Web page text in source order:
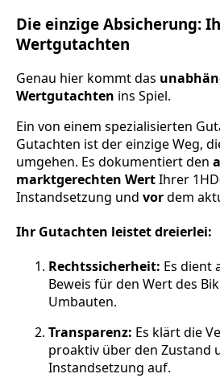
Die einzige Absicherung:
Wertgutachten
Genau hier kommt das
Wertgutachten ins Spiel.
Ein von einem spezialisierten
Gutachten ist der einzige Weg,
umgehen. Es dokumentiert den
marktgerechten WertIhrer
Instandsetzung und vordem
Ihr Gutachten leistet dreierlei:
Rechtssicherheit: Es dient
Beweis für den Wert des
Umbauten.
Transparenz: Es klärt die
proaktiv über den Zustand
Instandsetzung auf.